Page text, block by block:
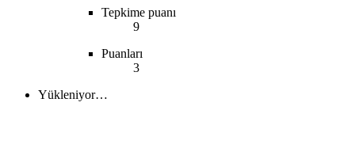
Tepkime puanı
9
Puanları
3
Yükleniyor…